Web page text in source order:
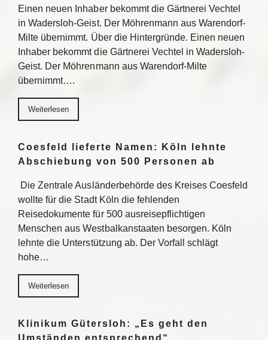
Einen neuen Inhaber bekommt die Gärtnerei Vechtel
in Wadersloh-Geist. Der Möhrenmann aus Warendorf-
Milte übernimmt. Über die Hintergründe. Einen neuen
Inhaber bekommt die Gärtnerei Vechtel in Wadersloh-
Geist. Der Möhrenmann aus Warendorf-Milte
übernimmt….
Weiterlesen
Coesfeld lieferte Namen: Köln lehnte
Abschiebung von 500 Personen ab
Die Zentrale Ausländerbehörde des Kreises Coesfeld
wollte für die Stadt Köln die fehlenden
Reisedokumente für 500 ausreisepflichtigen
Menschen aus Westbalkanstaaten besorgen. Köln
lehnte die Unterstützung ab. Der Vorfall schlägt
hohe…
Weiterlesen
Klinikum Gütersloh: „Es geht den
Umständen entsprechend“